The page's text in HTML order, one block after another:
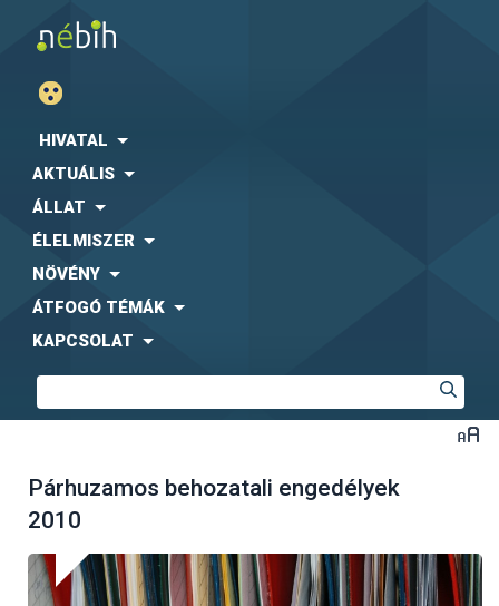
HIVATAL
AKTUÁLIS
ÁLLAT
ÉLELMISZER
NÖVÉNY
ÁTFOGÓ TÉMÁK
KAPCSOLAT
Párhuzamos behozatali engedélyek
2010